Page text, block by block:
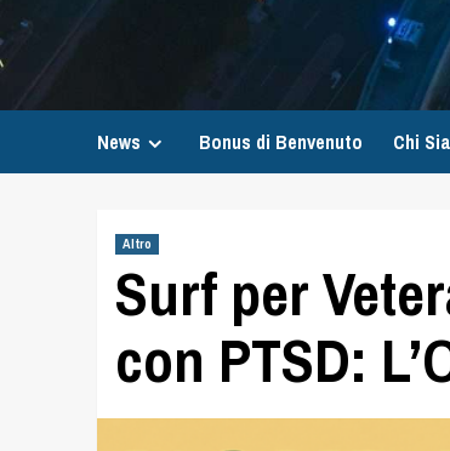
News Bonus di Benvenuto Chi
Altro
Surf per
con PTSD: